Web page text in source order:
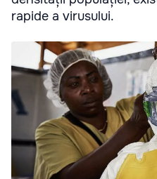
rapide a virusului.